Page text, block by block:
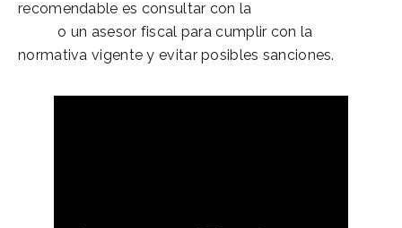
recomendable es consultar con la
o un asesor fiscal para cumplir con la
normativa vigente y evitar posibles sanciones.